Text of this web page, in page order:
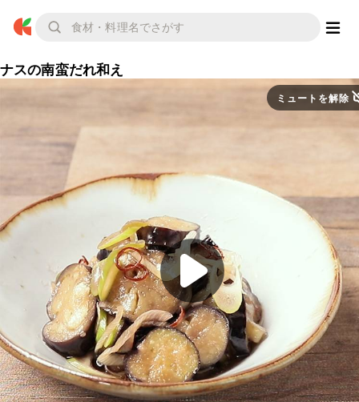
ナスの南蛮だれ和え
ミュートを解除